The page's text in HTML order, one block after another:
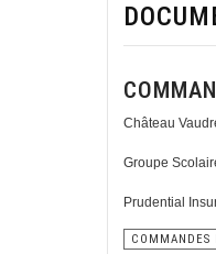
Château
Groupe
Prudential
COMMANDES